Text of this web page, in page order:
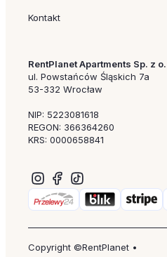
Kontakt
RentPlanet Apartments Sp. z
ul. Powstańców Śląskich 7a
53-332 Wrocław
NIP: 5223081618
REGON: 366364260
KRS: 0000658841
Copyright ©RentPlanet •